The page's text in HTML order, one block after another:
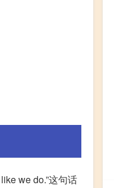
we do.”这句话